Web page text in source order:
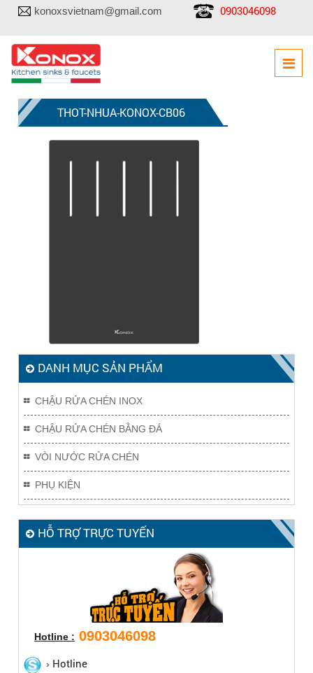
konoxsvietnam@gmail.com 0903046098
THOT-NHUA-KONOX-CB06
DANH MỤC SẢN PHẨM
CHẬU RỬA CHÉN INOX
CHẬU RỬA CHÉN BẰNG ĐÁ
VÒI NƯỚC RỬA CHÉN
PHỤ KIỆN
HỖ TRỢ TRỰC TUYẾN
Hotline : 0903046098
Hotline